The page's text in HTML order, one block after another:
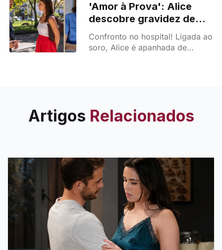
'Amor à Prova': Alice
descobre gravidez de
Sara e confirma que
Tomás a anda a drogar!
Confronto no hospital! Ligada ao
soro, Alice é apanhada de
Artigos Relacionados